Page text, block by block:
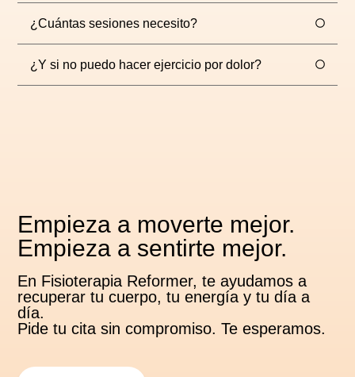
¿Cuántas sesiones necesito?
¿Y si no puedo hacer ejercicio por dolor?
Empieza a moverte mejor.
Empieza a sentirte mejor.
En Fisioterapia Reformer, te ayudamos a
recuperar tu cuerpo, tu energía y tu día a
día.
Pide tu cita sin compromiso. Te esperamos.